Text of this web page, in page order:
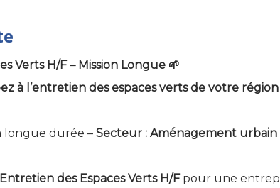
Verts H/F – Mission Longue 🌱
à l’entretien des espaces verts de votre région
longue durée – Secteur : Aménagement urbain
des Espaces Verts H/Fpour une